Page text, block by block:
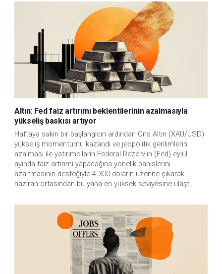
Altın: Fed faiz artırımı beklentilerinin azalmasıyla
yükseliş baskısı artıyor
Haftaya sakin bir başlangıcın ardından Ons Altın (XAU/USD)
yükseliş momentumu kazandı ve jeopolitik gerilimlerin
azalması ile yatırımcıların Federal Rezerv'in (Fed) eylül
ayında faiz artırımı yapacağına yönelik bahislerini
azaltmasının desteğiyle 4.300 doların üzerine çıkarak
haziran ortasından bu yana en yüksek seviyesine ulaştı.